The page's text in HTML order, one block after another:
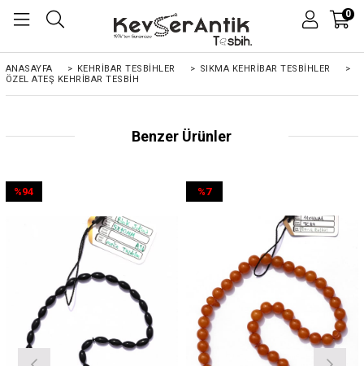
0
ANASAYFA > KEHRIBAR TESBIHLER > SIKMA KEHRİBAR TESBİHLER
>
ÖZEL ATEŞ KEHRIBAR TESBIH
Benzer Ürünler
%94
%7